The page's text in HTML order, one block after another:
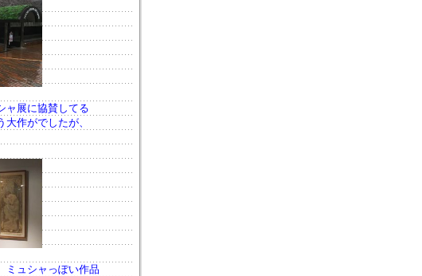
ャ展に協賛してる
作がでしたが、
ミュシャっぽい作品